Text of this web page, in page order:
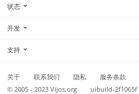
状态
开发
支持
关于 联系我们 隐私 服务条款
© 2005 - 2023Vijos.org uibuild-2f1065f